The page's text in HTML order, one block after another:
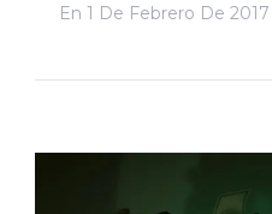
En 1 De Febrero De 2017